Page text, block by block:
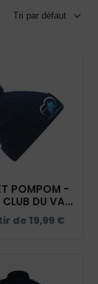
POMPOM -
DU VAL
- NAVY -
BF426
de 19,99 €